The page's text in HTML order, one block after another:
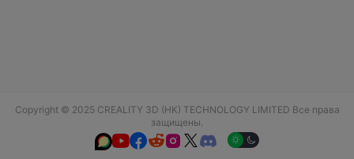
Copyright © 2025 CREALITY 3D (HK) TECHNOLOGY LIMITED Все права
защищены.
  